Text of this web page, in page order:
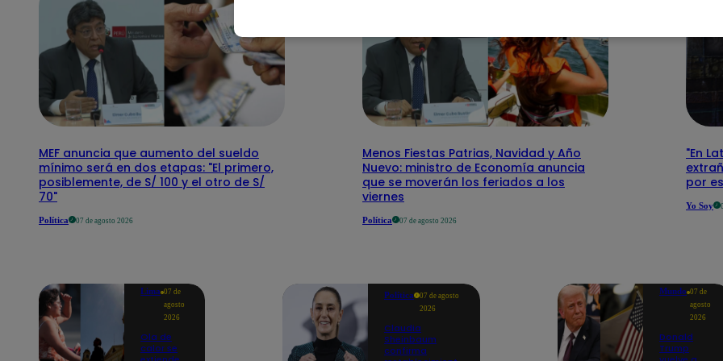
MEF anuncia que aumento del sueldo
mínimo será en dos etapas: "El primero,
posiblemente, de S/ 100 y el otro de S/
70"
Política 07 de agosto 2026
Menos Fiestas Patrias, Navidad y Año
Nuevo: ministro de Economía anuncia
que se moverán los feriados a los
viernes
Política 07 de agosto 2026
"En
por
Yo Soy
Lima 07 de
agosto
2026
Ola de
calor se
Política
07 de agosto
2026
Claudia
Sheinbaum
confirma
Mundo 07 de
agosto
2026
Donald
Trump